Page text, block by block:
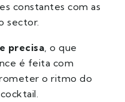
constantes com as
sector.
precisa, o que
é feita com
o ritmo do